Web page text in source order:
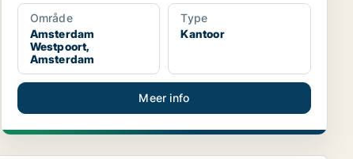
Område
Amsterdam
Westpoort,
Amsterdam
Type
Kantoor
Meer info